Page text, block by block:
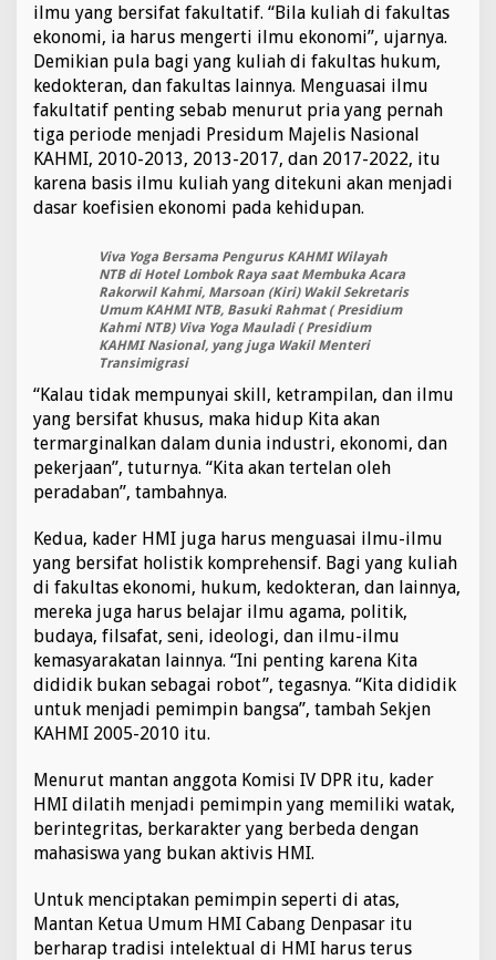
i
l
a
t
i
h
U
n
t
u
k
e
n
j
a
d
i
P
e
i
m
p
i
B
a
n
g
s
a
ilmu yang bersifat fakultatif. “Bila kuliah di fakultas
ekonomi, ia harus mengerti ilmu ekonomi”, ujarnya.
Demikian pula bagi yang kuliah di fakultas hukum,
kedokteran, dan fakultas lainnya. Menguasai ilmu
fakultatif penting sebab menurut pria yang pernah
tiga periode menjadi Presidum Majelis Nasional
KAHMI, 2010-2013, 2013-2017, dan 2017-2022, itu
karena basis ilmu kuliah yang ditekuni akan menjadi
dasar koefisien ekonomi pada kehidupan.
Viva Yoga Bersama Pengurus KAHMI Wilayah
NTB di Hotel Lombok Raya saat Membuka Acara
Rakorwil Kahmi, Marsoan (Kiri) Wakil Sekretaris
Umum KAHMI NTB, Basuki Rahmat ( Presidium
Kahmi NTB) Viva Yoga Mauladi ( Presidium
KAHMI Nasional, yang juga Wakil Menteri
Transimigrasi
“Kalau tidak mempunyai skill, ketrampilan, dan ilmu
yang bersifat khusus, maka hidup Kita akan
termarginalkan dalam dunia industri, ekonomi, dan
pekerjaan”, tuturnya. “Kita akan tertelan oleh
peradaban”, tambahnya.
Kedua, kader HMI juga harus menguasai ilmu-ilmu
yang bersifat holistik komprehensif. Bagi yang kuliah
di fakultas ekonomi, hukum, kedokteran, dan lainnya,
mereka juga harus belajar ilmu agama, politik,
budaya, filsafat, seni, ideologi, dan ilmu-ilmu
kemasyarakatan lainnya. “Ini penting karena Kita
dididik bukan sebagai robot”, tegasnya. “Kita dididik
untuk menjadi pemimpin bangsa”, tambah Sekjen
KAHMI 2005-2010 itu.
Menurut mantan anggota Komisi IV DPR itu, kader
HMI dilatih menjadi pemimpin yang memiliki watak,
berintegritas, berkarakter yang berbeda dengan
mahasiswa yang bukan aktivis HMI.
Untuk menciptakan pemimpin seperti di atas,
Mantan Ketua Umum HMI Cabang Denpasar itu
berharap tradisi intelektual di HMI harus terus